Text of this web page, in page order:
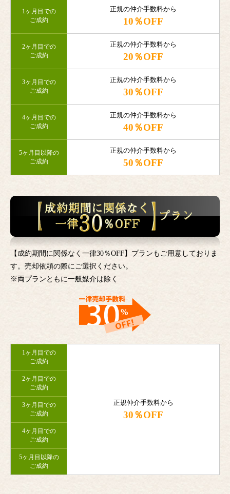
1ヶ月目での
ご成約
正規の仲介手数料から
10％OFF
2ヶ月目での
ご成約
正規の仲介手数料から
20％OFF
3ヶ月目での
ご成約
正規の仲介手数料から
30％OFF
4ヶ月目での
ご成約
正規の仲介手数料から
40％OFF
5ヶ月目以降の
ご成約
正規の仲介手数料から
50％OFF
【成約期間に関係なく一律30％OFF】プランもご用意しておりま
す。売却依頼の際にご選択ください。
※両プランともに一般媒介は除く
1ヶ月目での
ご成約
正規仲介手数料から
30％OFF
2ヶ月目での
ご成約
3ヶ月目での
ご成約
4ヶ月目での
ご成約
5ヶ月目以降の
ご成約